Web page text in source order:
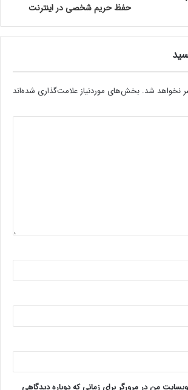
حفظ حریم شخصی در اینترنت
نخواهد شد. بخش‌های موردنیاز علامت‌گذاری شده‌اند